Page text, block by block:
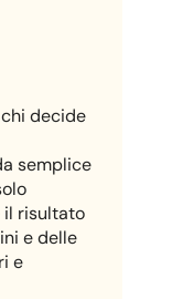
decide
semplice
il risultato
e delle
e